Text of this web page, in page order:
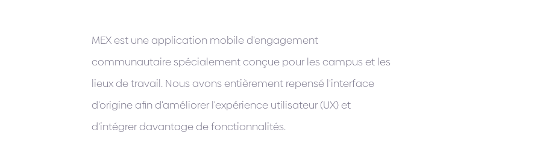
MEX est une application mobile d'engagement
communautaire spécialement conçue pour les campus et les
lieux de travail. Nous avons entièrement repensé l'interface
d'origine afin d'améliorer l'expérience utilisateur (UX) et
d'intégrer davantage de fonctionnalités.